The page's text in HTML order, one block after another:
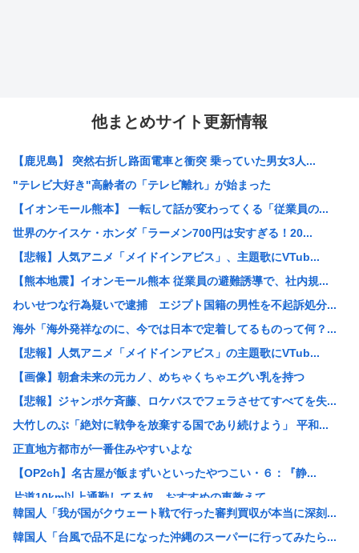
他まとめサイト更新情報
【鹿児島】 突然右折し路面電車と衝突 乗っていた男女3人...
"テレビ大好き"高齢者の「テレビ離れ」が始まった
【イオンモール熊本】 一転して話が変わってくる「従業員の...
世界のケイスケ・ホンダ「ラーメン700円は安すぎる！20...
【悲報】人気アニメ「メイドインアビス」、主題歌にVTub...
【熊本地震】イオンモール熊本 従業員の避難誘導で、社内規...
わいせつな行為疑いで逮捕 エジプト国籍の男性を不起訴処分...
海外「海外発祥なのに、今では日本で定着してるものって何？...
【悲報】人気アニメ「メイドインアビス」の主題歌にVTub...
【画像】朝倉未来の元カノ、めちゃくちゃエグい乳を持つ
【悲報】ジャンポケ斉藤、ロケバスでフェラさせてすべてを失...
大竹しのぶ「絶対に戦争を放棄する国であり続けよう」 平和...
正直地方都市が一番住みやすいよな
【OP2ch】名古屋が飯まずいといったやつこい・６：『静...
片道10km以上通勤してる奴、おすすめの車教えて
【中華スタンダード】誰も欲しがらないEVを「売れたこと」...
イラン最高指導者のモジタバ・ハメネイ師が「危篤状態」？ ...
韓国人「我が国がクウェート戦で行った審判買収が本当に深刻...
韓国人「台風で品不足になった沖縄のスーパーに行ってみたら...